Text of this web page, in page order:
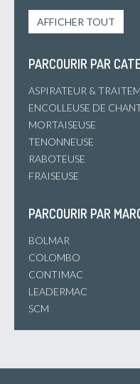
AFFICHER TOUT
PARCOURIR PAR
ASPIRATEUR &
ENCOLLEUSE DE
MORTAISEUSE
TENONNEUSE
RABOTEUSE
FRAISEUSE
PARCOURIR PAR
BOLMAR
COLOMBO
CONTIMAC
LEADERMAC
SCM